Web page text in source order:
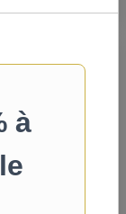
en Tulle
romantique,